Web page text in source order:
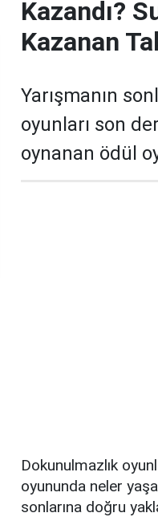
Kazandı?
Kazanan
Yarışmanın
oyunları son
oynanan ödül
Dokunulmazlık
oyununda neler
sonlarına doğru